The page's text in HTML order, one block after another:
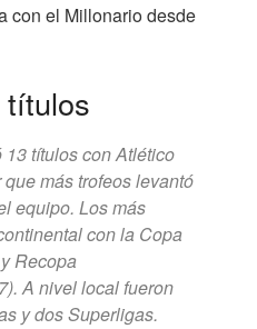
con el Millonario desde
títulos con Atlético
más trofeos levantó
equipo. Los más
con la Copa
Recopa
A nivel local fueron
y dos Superligas.